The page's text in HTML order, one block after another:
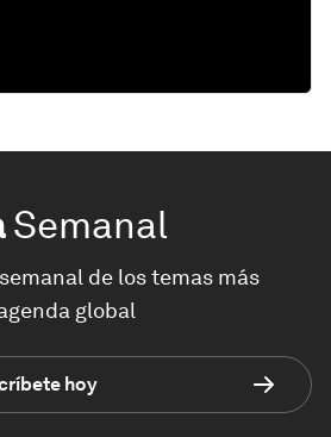
Semanal
de los temas más
global
hoy